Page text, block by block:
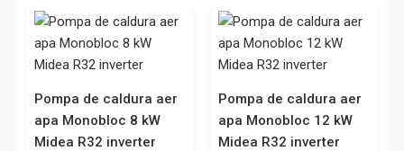
Pompa de caldura aer
apa Monobloc 8 kW
Midea R32 inverter
Pompa de caldura aer
apa Monobloc 12 kW
Midea R32 inverter